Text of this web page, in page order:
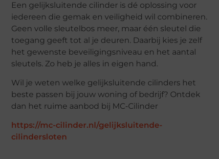
Een gelijksluitende cilinder is dé oplossing voor
iedereen die gemak en veiligheid wil combineren.
Geen volle sleutelbos meer, maar één sleutel die
toegang geeft tot al je deuren. Daarbij kies je zelf
het gewenste beveiligingsniveau en het aantal
sleutels. Zo heb je alles in eigen hand.
Wil je weten welke gelijksluitende cilinders het
beste passen bij jouw woning of bedrijf? Ontdek
dan het ruime aanbod bij MC-Cilinder
https://mc-cilinder.nl/gelijksluitende-
cilindersloten